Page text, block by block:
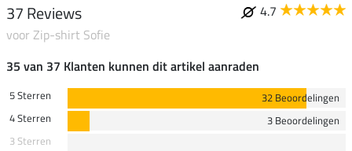
37 Reviews
4.7
voor Zip-shirt Sofie
35 van 37 Klanten kunnen dit artikel aanraden
5 Sterren
32 Beoordelingen
4 Sterren
3 Beoordelingen
3 Sterren